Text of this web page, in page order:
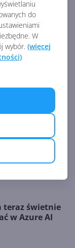
do
W
wybór. (więcej
Ultra
Azure
i Anthropic
i agentów
teraz świetnie
w Azure AI